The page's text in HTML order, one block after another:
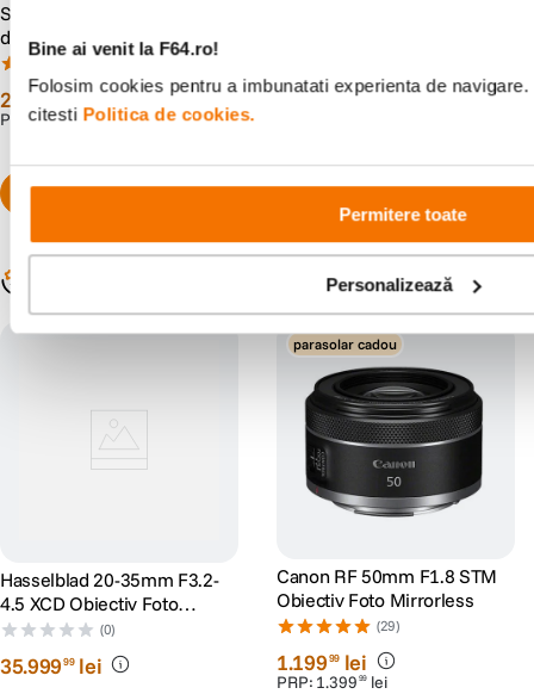
Bine ai venit la F64.ro!
Folosim cookies pentru a imbunatati experienta de
citesti Politica de cookies.
Permitere toate
Personalizează
SanDisk Extreme PRO Card
de Memorie SD 128GB
SDXC UHS-I Class 10 U3 V30
+ 2 Ani RescuePRO Deluxe
279 00 lei
PRP:33990 lei
lei
Populare în aceeași categorie
Hasselblad 20-35mm F3.2-
4.5 XCD Obiectiv Foto
Mirrorless Montura
Hasselblad X
(0)
35.99999 lei
parasolar cadou
Canon RF 50mm F1.8 STM
Obiectiv Foto Mirrorless
(29)
1.19999 lei
PRP: 1.399 99 lei